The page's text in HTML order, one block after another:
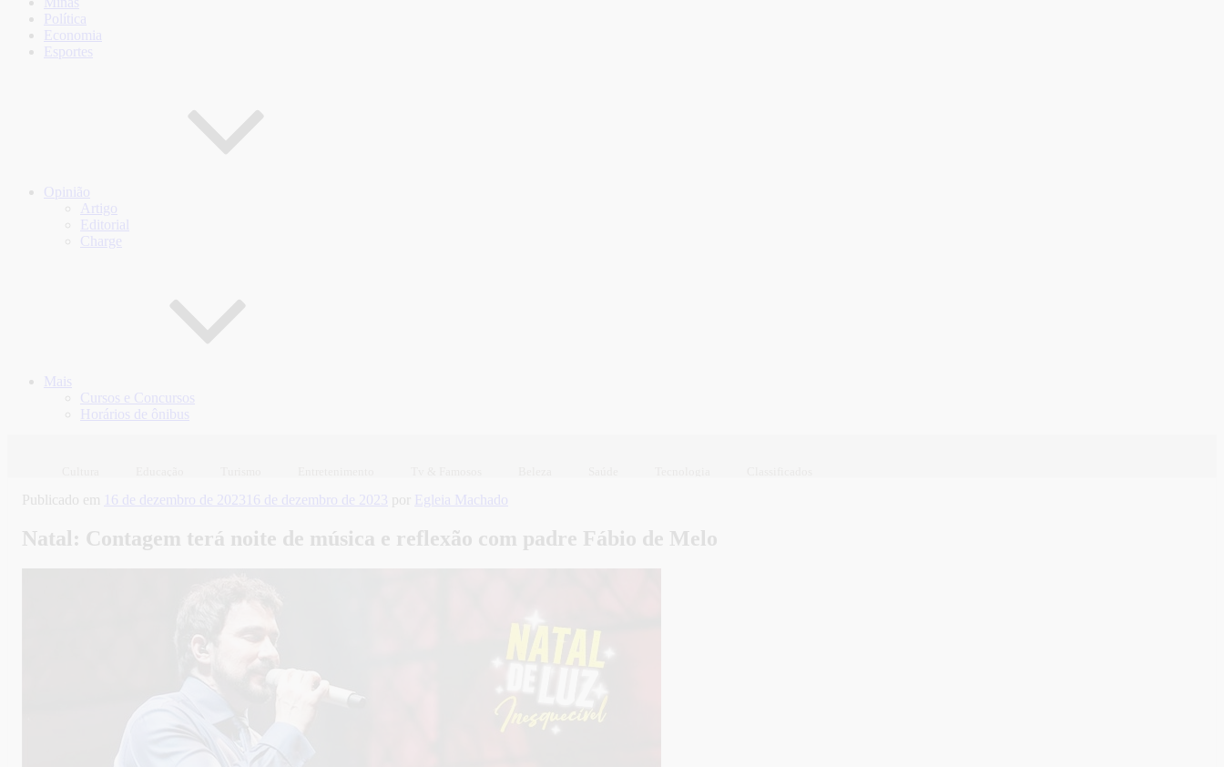
Política
Economia
Esportes
Opinião
Artigo
Editorial
Charge
Mais
Cursos e Concursos
Horários de ônibus
Publicado em 16 de dezembro de 2023 16 de dezembro de 2023 por Egleia Machado
Natal: Contagem terá noite de música e reflexão com padre Fábio de Melo